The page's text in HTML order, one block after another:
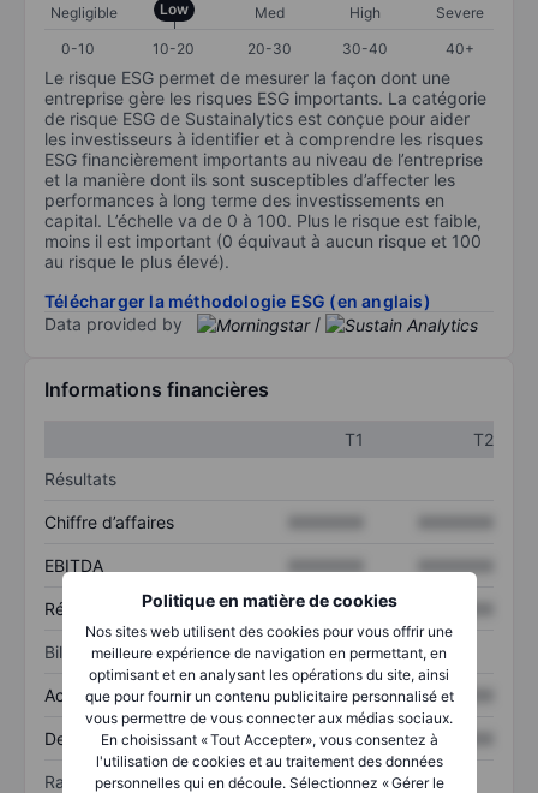
Politique en matière de cookies
Nos sites web utilisent des cookies pour vous offrir une
meilleure expérience de navigation en permettant, en
optimisant et en analysant les opérations du site, ainsi
que pour fournir un contenu publicitaire personnalisé et
vous permettre de vous connecter aux médias sociaux.
En choisissant « Tout Accepter», vous consentez à
l'utilisation de cookies et au traitement des données
personnelles qui en découle. Sélectionnez « Gérer le
Negligible Low Med High
Severe
0-10
10-20 20-30 30-40 40+
Le risque ESG permet de mesurer la façon dont une
entreprise gère les risques ESG importants. La catégorie
de risque ESG de Sustainalytics est conçue pour aider
les investisseurs à identifier et à comprendre les risques
ESG financièrement importants au niveau de l’entreprise
et la manière dont ils sont susceptibles d’affecter les
performances à long terme des investissements en
capital. L’échelle va de 0 à 100. Plus le risque est faible,
moins il est important (0 équivaut à aucun risque et 100
au risque le plus élevé).
Télécharger la méthodologie ESG (en anglais)
Data provided by
/
Informations financières
T1
T2
Résultats
Chiffre d’affaires
EBITDA
Résultat net XXXXXXX
Bilan
Actif total XXXXXXX XXXXXXX
Dette totale XXXXXXX XXXXXXX
Ratios